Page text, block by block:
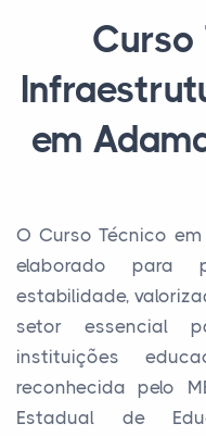
Curso
em
O Curso Técnico
elaborado para
estabilidade,
setor essencial
instituições
reconhecida pelo
Estadual de